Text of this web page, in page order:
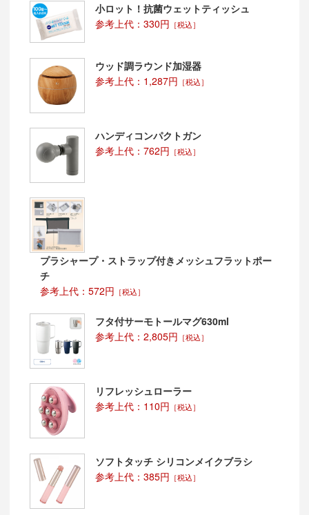
小ロット！抗菌ウェットティッシュ
参考上代：330円 ［税込］
ウッド調ラウンド加湿器
参考上代：1,287円 ［税込］
ハンディコンパクトガン
参考上代：762円 ［税込］
プラシャープ・ストラップ付きメッシュフラットポー
チ
参考上代：572円 ［税込］
フタ付サーモトールマグ630ml
参考上代：2,805円 ［税込］
リフレッシュローラー
参考上代：110円 ［税込］
ソフトタッチ シリコンメイクブラシ
参考上代：385円 ［税込］